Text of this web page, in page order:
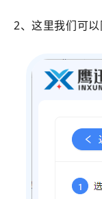
2、这里我们可